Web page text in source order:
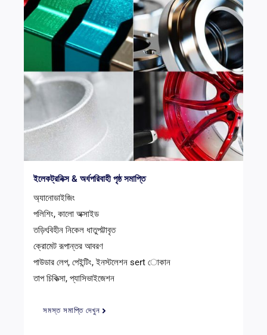
ইলেকট্রনিক্স & অর্ধপরিবাহী পৃষ্ঠ সমাপ্তি
অ্যানোডাইজিং
পলিশিং, কালো অক্সাইড
তড়িৎবিহীন নিকেল ধাতুপট্টাবৃত
ক্রোমেট রূপান্তর আবরণ
পাউডার লেপ, পেইন্টিং, ইনস্টলেশন sert োকান
তাপ চিকিত্সা, প্যাসিভাইজেশন
সমস্ত সমাপ্তি দেখুন